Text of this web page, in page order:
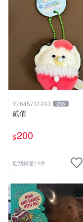
Y7645731243 256
貳佰
$200
近期銷量14件